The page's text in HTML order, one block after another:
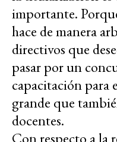
importante.
hace de manera
directivos que
pasar por un
capacitación para
grande que
docentes.
Con respecto a la